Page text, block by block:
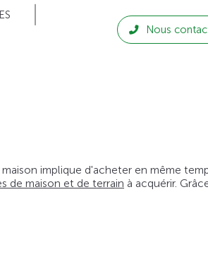
Nous
implique d'acheter en même
de maison et de terrain à acquérir.